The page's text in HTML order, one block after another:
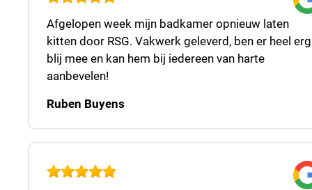
Afgelopen week mijn badkamer opnieuw laten
kitten door RSG. Vakwerk geleverd, ben er heel erg
blij mee en kan hem bij iedereen van harte
aanbevelen!
Ruben Buyens